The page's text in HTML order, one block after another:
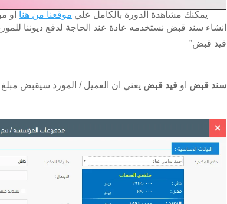
يمكنك مشاهدة الدورة بالكامل علي موقعنا من هنا او
انشاء سند قبض نستخدمه عادة عند الحاجة لدفع ديوننا
قيد قبض”
سند قبض او قيد قبض يعني ان العميل / المورد سيقبض